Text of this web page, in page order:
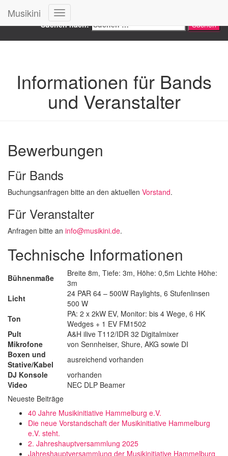
Search
Suchen nach:
Musikini
Navigation
umschalten
Informationen für Bands
und Veranstalter
Bewerbungen
Für Bands
Buchungsanfragen bitte an den aktuellen Vorstand.
Für Veranstalter
Anfragen bitte an info@musikini.de.
Technische Informationen
Bühnenmaße
Breite 8m, Tiefe: 3m, Höhe: 0,5m Lichte Höhe:
3m
Licht
24 PAR 64 – 500W Raylights, 6 Stufenlinsen
500 W
Ton
PA: 2 x 2kW EV, Monitor: bis 4 Wege, 6 HK
Wedges + 1 EV FM1502
Pult
A&H ilive T112/IDR 32 Digitalmixer
Mikrofone
von Sennheiser, Shure, AKG sowie DI
Boxen und
Stative/Kabel
ausreichend vorhanden
DJ Konsole
vorhanden
Video
NEC DLP Beamer
Neueste Beiträge
40 Jahre Musikinitiative Hammelburg e.V.
Die neue Vorstandschaft der Musikinitiative Hammelburg
e.V. steht.
2. Jahreshauptversammlung 2025
Jahreshauptversammlung der Musikinitiative Hammelburg